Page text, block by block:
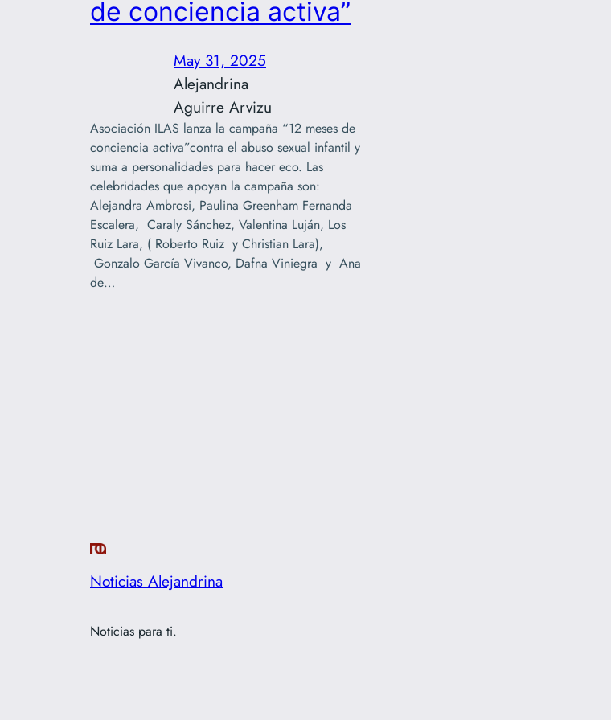
de conciencia activa”
May 31, 2025
Alejandrina
Aguirre Arvizu
Asociación ILAS lanza la campaña “12 meses de
conciencia activa”contra el abuso sexual infantil y
suma a personalidades para hacer eco. Las
celebridades que apoyan la campaña son:
Alejandra Ambrosi, Paulina Greenham Fernanda
Escalera, Caraly Sánchez, Valentina Luján, Los
Ruiz Lara, ( Roberto Ruiz y Christian Lara),
Gonzalo García Vivanco, Dafna Viniegra y Ana
de…
Noticias Alejandrina
Noticias para ti.